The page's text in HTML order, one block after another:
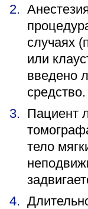
случаях
или
введено
средство.
Пациент
тело